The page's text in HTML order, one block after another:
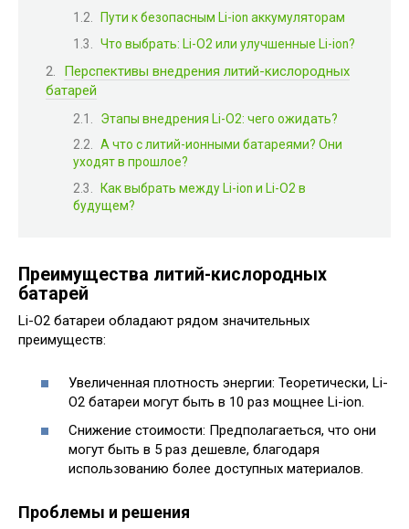
Пути к безопасным Li-ion аккумуляторам
Что выбрать: Li-O2 или улучшенные Li-ion?
Перспективы внедрения литий-кислородных
батарей
Этапы внедрения Li-O2: чего ожидать?
А что с литий-ионными батареями? Они
уходят в прошлое?
Как выбрать между Li-ion и Li-O2 в
будущем?
Преимущества литий-кислородных
батарей
Li-O2 батареи обладают рядом значительных
преимуществ:
Увеличенная плотность энергии: Теоретически, Li-
O2 батареи могут быть в 10 раз мощнее Li-ion.
Снижение стоимости: Предполагаеться, что они
могут быть в 5 раз дешевле, благодаря
использованию более доступных материалов.
Проблемы и решения